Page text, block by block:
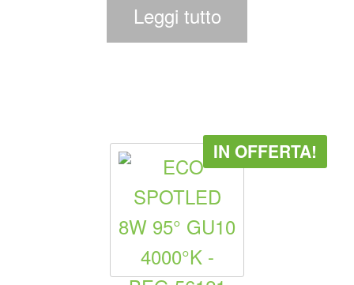
Leggi tutto
IN OFFERTA!